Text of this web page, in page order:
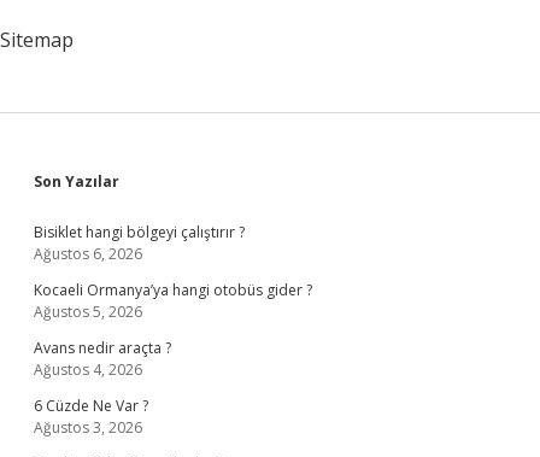
Sitemap
Sidebar
Son Yazılar
Bisiklet hangi bölgeyi çalıştırır ?
Ağustos 6, 2026
Kocaeli Ormanya’ya hangi otobüs gider ?
Ağustos 5, 2026
Avans nedir araçta ?
Ağustos 4, 2026
6 Cüzde Ne Var ?
Ağustos 3, 2026